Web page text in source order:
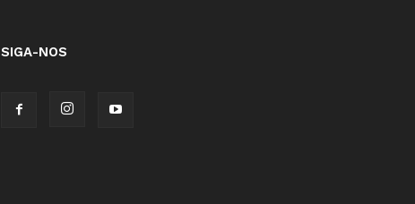
SIGA-NOS